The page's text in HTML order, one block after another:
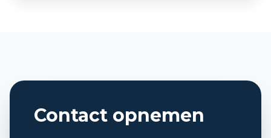
Contact opnemen